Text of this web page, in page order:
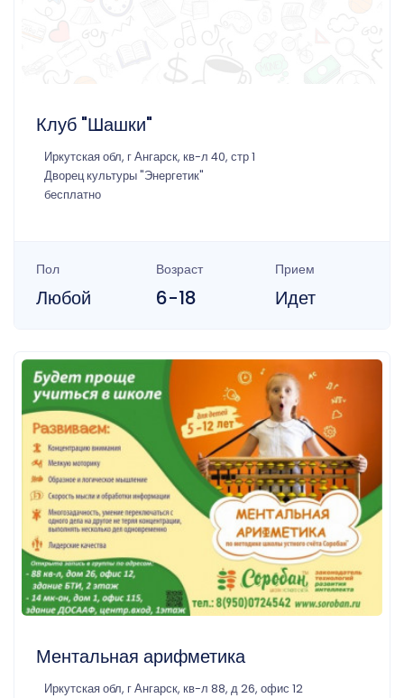
Клуб "Шашки"
Иркутская обл, г Ангарск, кв-л 40, стр 1
Дворец культуры "Энергетик"
бесплатно
Пол
Любой
Возраст
6-18
Прием
Идет
Ментальная арифметика
Иркутская обл, г Ангарск, кв-л 88, д 26, офис 12